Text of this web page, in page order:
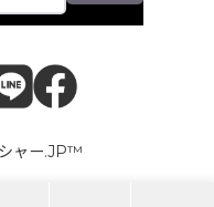
ャー.JP™